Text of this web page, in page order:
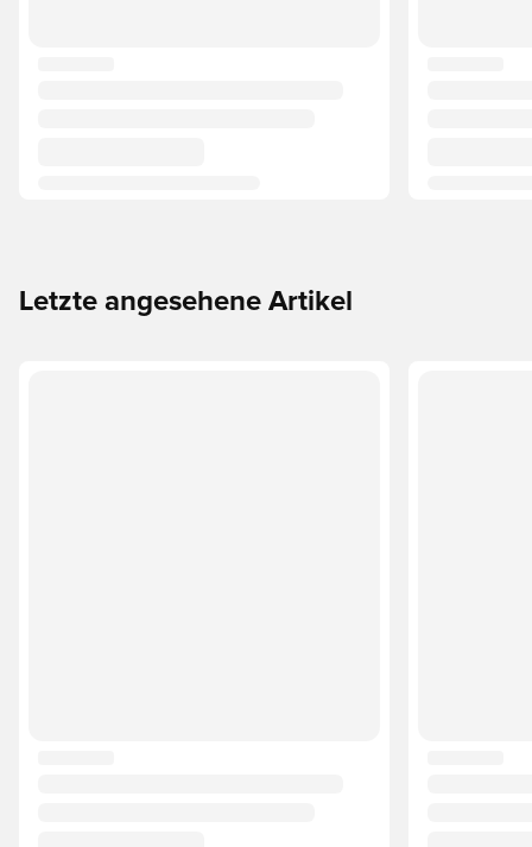
Letzte angesehene Artikel